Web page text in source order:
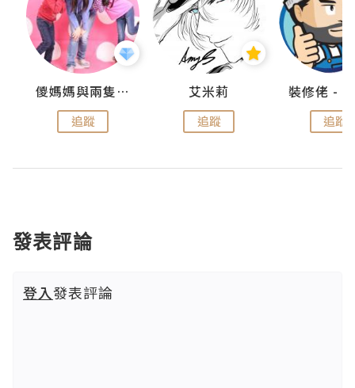
儍媽媽與兩隻小魔怪之家
追蹤
艾米莉
追蹤 追蹤
發表評論
登入發表評論